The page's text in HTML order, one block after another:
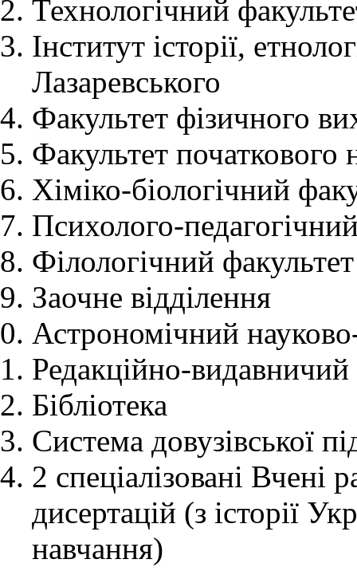
Технологічний
Інститут історії,
Лазаревського
Факультет фізичного
Факультет початкового
Хіміко-біологічний
Психолого-
Філологічний факультет
Заочне відділення
Астрономічний
Редакційно-видавничий
Бібліотека
Система довузівської
2 спеціалізовані Вчені
дисертацій (з історії
навчання)